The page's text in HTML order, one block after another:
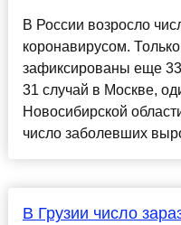
В России возросло
коронавирусом.
зафиксированы еще
31 случай в Москве,
Новосибирской
число заболевших
В Грузии число